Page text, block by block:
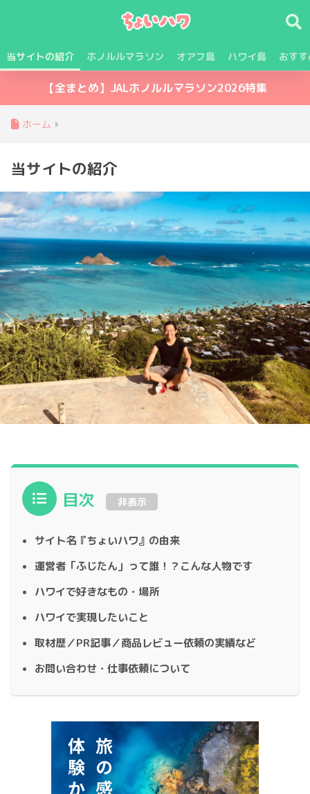
当サイトの紹介 ホノルルマラソン オアフ島 ハワイ島 おす
【全まとめ】JALホノルルマラソン2026特集
ホーム
当サイトの紹介
目次 非表示
サイト名『ちょいハワ』の由来
運営者「ふじたん」って誰！？こんな人物です
ハワイで好きなもの・場所
ハワイで実現したいこと
取材歴／PR記事／商品レビュー依頼の実績など
お問い合わせ・仕事依頼について